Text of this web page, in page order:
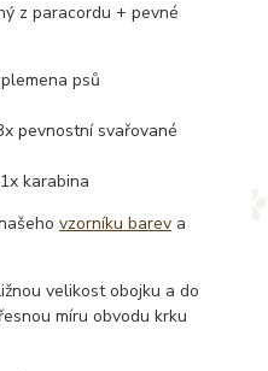
z paracordu + pevné
psů
pevnostní svařované
karabina
vzorníku barev a
velikost obojku a do
míru obvodu krku